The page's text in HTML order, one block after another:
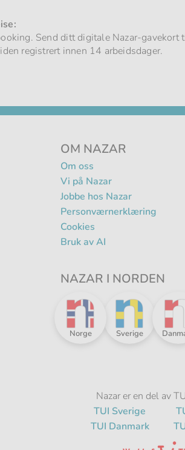
Send ditt digitale Nazar-gavekort
registrert innen 14 arbeidsdager.
OM NAZAR
Om oss
Vi på Nazar
Jobbe hos Nazar
Personværnerklæring
Cookies
Bruk av AI
NAZAR I NORDEN
Nazar
Sverige
Nazar
Nazar
Norge
Nazar er en del av
TUI Sverige
TUI Danmark